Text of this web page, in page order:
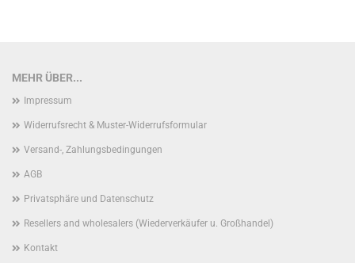
MEHR ÜBER...
Impressum
Widerrufsrecht & Muster-Widerrufsformular
Versand-, Zahlungsbedingungen
AGB
Privatsphäre und Datenschutz
Resellers and wholesalers (Wiederverkäufer u. Großhandel)
Kontakt